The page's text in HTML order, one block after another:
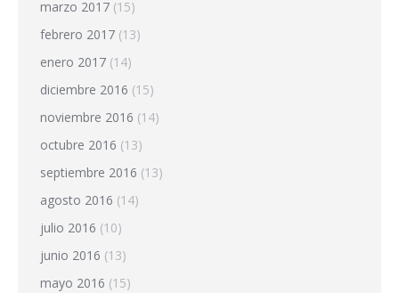
marzo 2017 (15)
febrero 2017 (13)
enero 2017 (14)
diciembre 2016 (15)
noviembre 2016 (14)
octubre 2016 (13)
septiembre 2016 (13)
agosto 2016 (14)
julio 2016 (10)
junio 2016 (13)
mayo 2016 (15)